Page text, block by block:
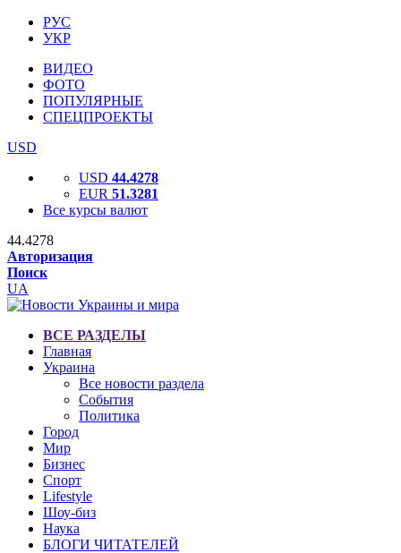
РУС
УКР
ВИДЕО
ФОТО
ПОПУЛЯРНЫЕ
СПЕЦПРОЕКТЫ
USD
USD 44.4278
EUR 51.3281
Все курсы валют
44.4278
Авторизация
Поиск
UA
ВСЕ РАЗДЕЛЫ
Главная
Украина
Все новости раздела
События
Политика
Город
Мир
Бизнес
Спорт
Lifestyle
Шоу-биз
Наука
БЛОГИ ЧИТАТЕЛЕЙ